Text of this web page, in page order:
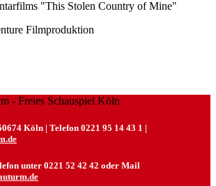
Filmproduktion
Köln | Telefon 0221 95 14 43 1 |
unter 0221 52 42 42 oder Mail